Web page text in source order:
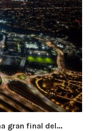
gran final del...